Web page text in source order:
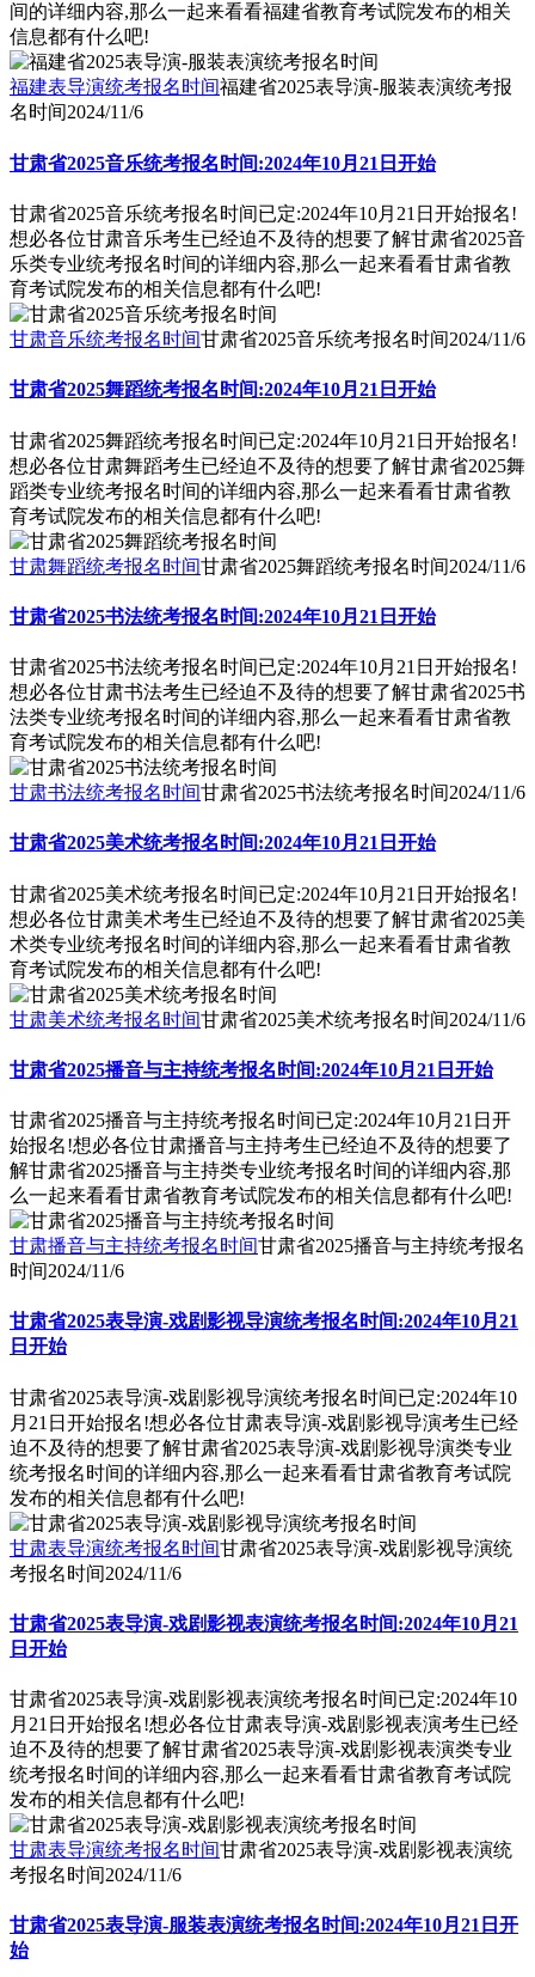
间的详细内容,那么一起来看看福建省教育考试院发布的相关
信息都有什么吧!
福建表导演统考报名时间福建省2025表导演-服装表演统考报
名时间2024/11/6
甘肃省2025音乐统考报名时间:2024年10月21日开始
甘肃省2025音乐统考报名时间已定:2024年10月21日开始报名!
想必各位甘肃音乐考生已经迫不及待的想要了解甘肃省2025音
乐类专业统考报名时间的详细内容,那么一起来看看甘肃省教
育考试院发布的相关信息都有什么吧!
甘肃音乐统考报名时间甘肃省2025音乐统考报名时间2024/11/6
甘肃省2025舞蹈统考报名时间:2024年10月21日开始
甘肃省2025舞蹈统考报名时间已定:2024年10月21日开始报名!
想必各位甘肃舞蹈考生已经迫不及待的想要了解甘肃省2025舞
蹈类专业统考报名时间的详细内容,那么一起来看看甘肃省教
育考试院发布的相关信息都有什么吧!
甘肃舞蹈统考报名时间甘肃省2025舞蹈统考报名时间2024/11/6
甘肃省2025书法统考报名时间:2024年10月21日开始
甘肃省2025书法统考报名时间已定:2024年10月21日开始报名!
想必各位甘肃书法考生已经迫不及待的想要了解甘肃省2025书
法类专业统考报名时间的详细内容,那么一起来看看甘肃省教
育考试院发布的相关信息都有什么吧!
甘肃书法统考报名时间甘肃省2025书法统考报名时间2024/11/6
甘肃省2025美术统考报名时间:2024年10月21日开始
甘肃省2025美术统考报名时间已定:2024年10月21日开始报名!
想必各位甘肃美术考生已经迫不及待的想要了解甘肃省2025美
术类专业统考报名时间的详细内容,那么一起来看看甘肃省教
育考试院发布的相关信息都有什么吧!
甘肃美术统考报名时间甘肃省2025美术统考报名时间2024/11/6
甘肃省2025播音与主持统考报名时间:2024年10月21日开始
甘肃省2025播音与主持统考报名时间已定:2024年10月21日开
始报名!想必各位甘肃播音与主持考生已经迫不及待的想要了
解甘肃省2025播音与主持类专业统考报名时间的详细内容,那
么一起来看看甘肃省教育考试院发布的相关信息都有什么吧!
甘肃播音与主持统考报名时间甘肃省2025播音与主持统考报名
时间2024/11/6
甘肃省2025表导演-戏剧影视导演统考报名时间:2024年10月21
日开始
甘肃省2025表导演-戏剧影视导演统考报名时间已定:2024年10
月21日开始报名!想必各位甘肃表导演-戏剧影视导演考生已经
迫不及待的想要了解甘肃省2025表导演-戏剧影视导演类专业
统考报名时间的详细内容,那么一起来看看甘肃省教育考试院
发布的相关信息都有什么吧!
甘肃表导演统考报名时间甘肃省2025表导演-戏剧影视导演统
考报名时间2024/11/6
甘肃省2025表导演-戏剧影视表演统考报名时间:2024年10月21
日开始
甘肃省2025表导演-戏剧影视表演统考报名时间已定:2024年10
月21日开始报名!想必各位甘肃表导演-戏剧影视表演考生已经
迫不及待的想要了解甘肃省2025表导演-戏剧影视表演类专业
统考报名时间的详细内容,那么一起来看看甘肃省教育考试院
发布的相关信息都有什么吧!
甘肃表导演统考报名时间甘肃省2025表导演-戏剧影视表演统
考报名时间2024/11/6
甘肃省2025表导演-服装表演统考报名时间:2024年10月21日开
始